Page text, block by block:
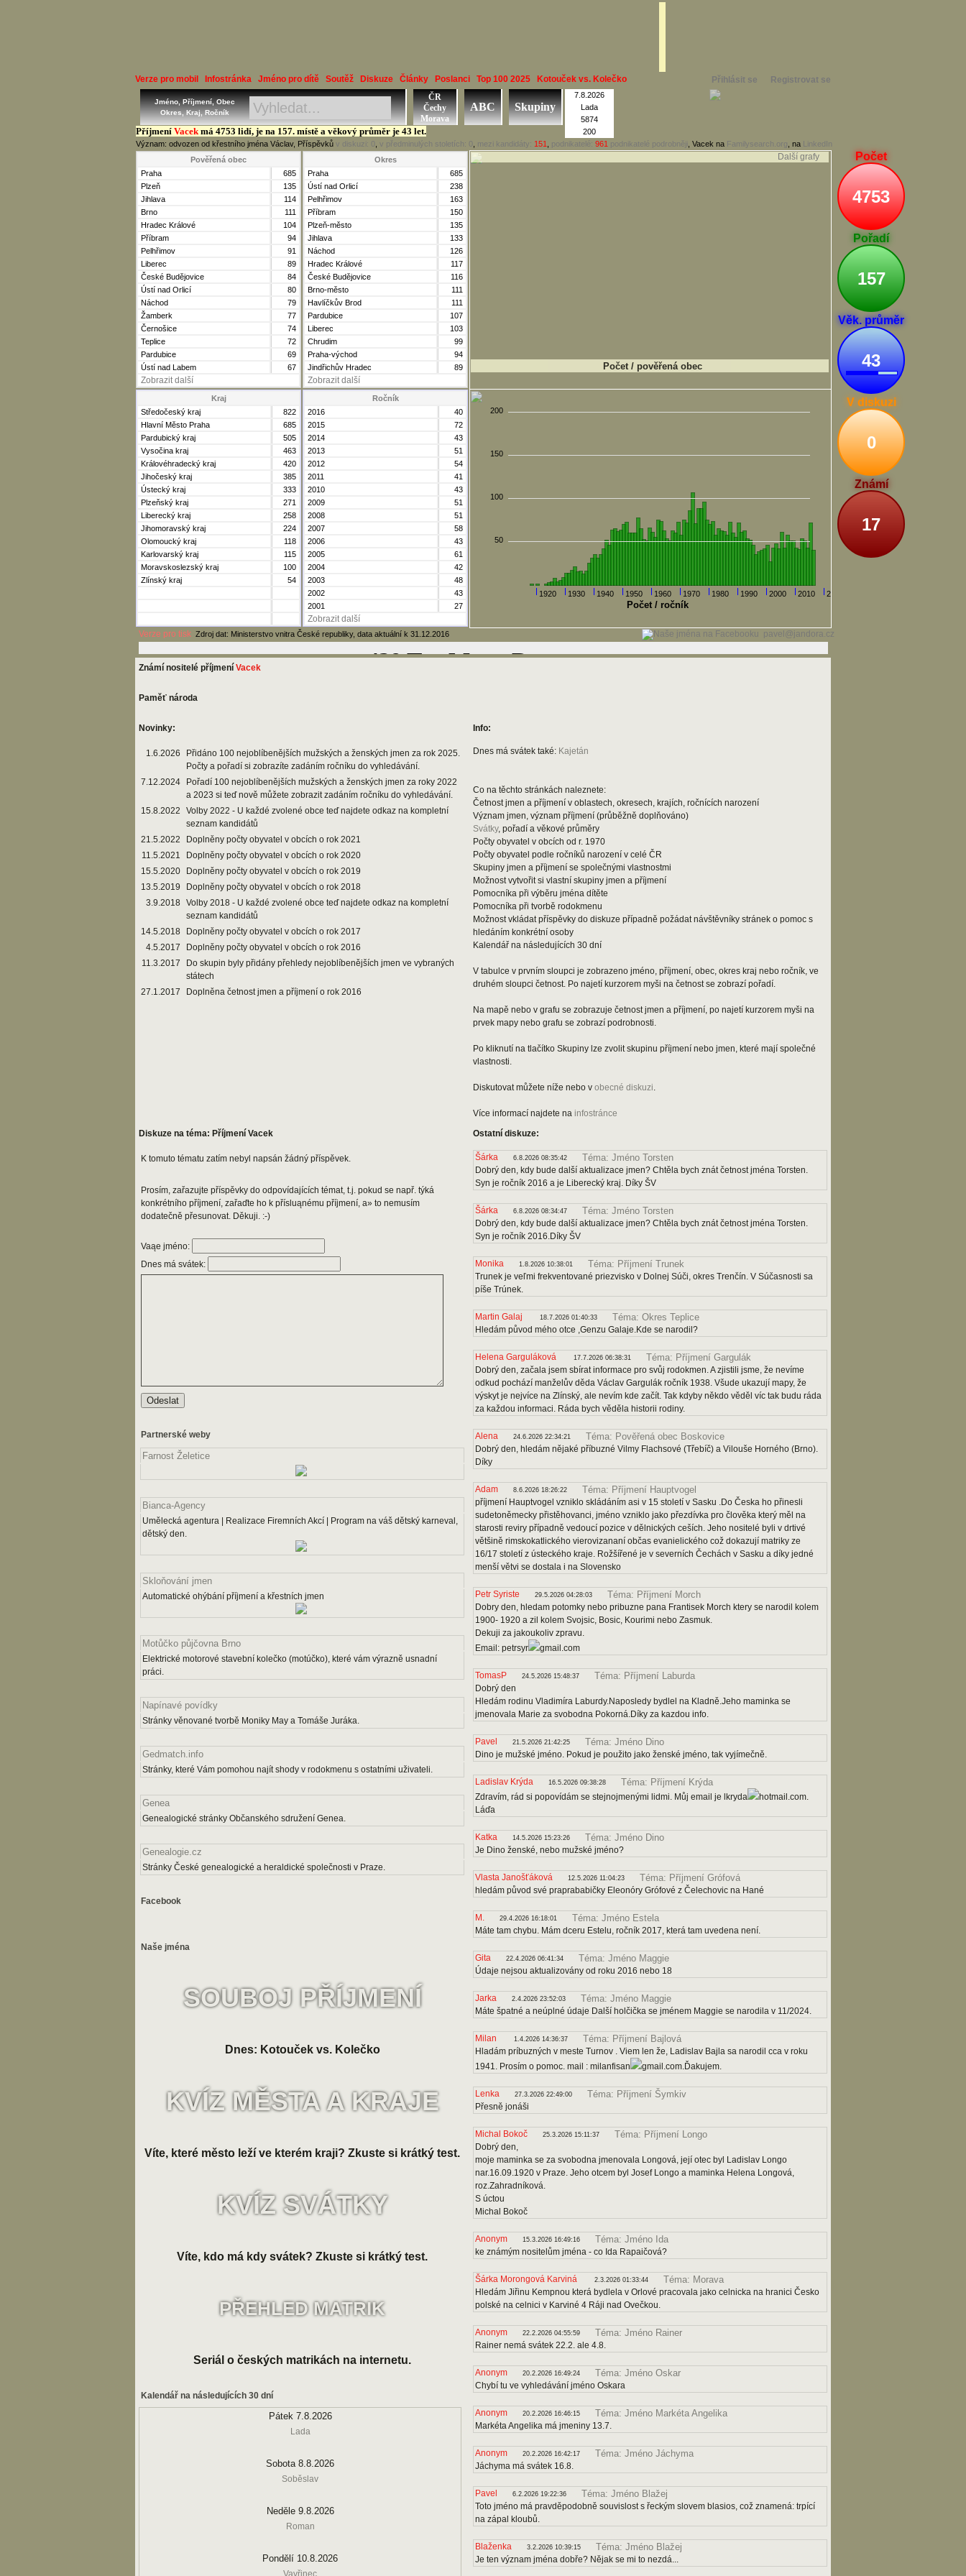
Verze pro mobil Infostránka Jméno pro dítě Soutěž Diskuze Články Poslanci Top 100 2025 Kotouček vs. Kolečko
Další grafy
Přihlásit se Registrovat se
Počet
4753
Pořadí
157
Věk. průměr
43
V diskuzi
0
Známí
17
Příjmení Vacekmá 4753 lidí, je na 157. místě a věkový průměr je 43 let.
Význam: odvozen od křestního jména Václav, Příspěvků v diskuzi: 0 v předminulých stoletích: 0 mezi kandidáty: 151 podnikatelé: 961 podnikatelé podrobněji , Vacek na Familysearch.org , na LinkedIn
Jméno, Příjmení, Obec
Okres, Kraj, Ročník
ČR
Čechy
Morava
ABC Skupiny
7.8.2026
Lada
5874
200
Pověřená obec
Praha
685
Plzeň
135
Jihlava
114
Brno
111
Hradec Králové
104
Příbram
94
Pelhřimov
91
Liberec
89
České Budějovice
84
Ústí nad Orlicí
80
Náchod
79
Žamberk
77
Černošice
74
Teplice
72
Pardubice
69
Ústí nad Labem
67
Zobrazit další
Okres
Praha
685
Ústí nad Orlicí
238
Pelhřimov
163
Příbram
150
Plzeň-město
135
Jihlava
133
Náchod
126
Hradec Králové
117
České Budějovice
116
Brno-město
111
Havlíčkův Brod
111
Pardubice
107
Liberec
103
Chrudim
99
Praha-východ
94
Jindřichův Hradec
89
Zobrazit další
Počet / pověřená obec
Kraj
Středočeský kraj
822
Hlavní Město Praha
685
Pardubický kraj
505
Vysočina kraj
463
Královéhradecký kraj
420
Jihočeský kraj
385
Ústecký kraj
333
Plzeňský kraj
271
Liberecký kraj
258
Jihomoravský kraj
224
Olomoucký kraj
118
Karlovarský kraj
115
Moravskoslezský kraj
100
Zlínský kraj
54
Ročník
2016
40
2015
72
2014
43
2013
51
2012
54
2011
41
2010
43
2009
51
2008
51
2007
58
2006
43
2005
61
2004
42
2003
48
2002
43
2001
27
Zobrazit další
1920 1930 1940 1950 1960 1970 1980 1990 2000 2010 2020
50
100
150
200
Počet / ročník
Verze pro tisk Zdroj dat: Ministerstvo vnitra České republiky, data aktuální k 31.12.2016 pavel@jandora.cz
Známí nositelé příjmení Vacek
Paměť národa
Novinky: Info:
1.6.2026
Přidáno 100 nejoblíbenějších mužských a ženských jmen za rok 2025.
Počty a pořadí si zobrazíte zadáním ročníku do vyhledávání.
7.12.2024
Pořadí 100 nejoblíbenějších mužských a ženských jmen za roky 2022
a 2023 si teď nově můžete zobrazit zadáním ročníku do vyhledávání.
15.8.2022
Volby 2022 - U každé zvolené obce teď najdete odkaz na kompletní
seznam kandidátů
21.5.2022
Doplněny počty obyvatel v obcích o rok 2021
11.5.2021
Doplněny počty obyvatel v obcích o rok 2020
15.5.2020
Doplněny počty obyvatel v obcích o rok 2019
13.5.2019
Doplněny počty obyvatel v obcích o rok 2018
3.9.2018 Volby 2018 - U každé zvolené obce teď najdete odkaz na kompletní
seznam kandidátů
14.5.2018
Doplněny počty obyvatel v obcích o rok 2017
4.5.2017
Doplněny počty obyvatel v obcích o rok 2016
11.3.2017
Do skupin byly přidány přehledy nejoblíbenějších jmen ve vybraných
státech
27.1.2017
Doplněna četnost jmen a příjmení o rok 2016
Dnes má svátek také: Kajetán
Co na těchto stránkách naleznete:
Četnost jmen a příjmení v oblastech, okresech, krajích, ročnících narození
Význam jmen, význam příjmení (průběžně doplňováno)
Svátky, pořadí a věkové průměry
Počty obyvatel v obcích od r. 1970
Počty obyvatel podle ročníků narození v celé ČR
Skupiny jmen a příjmení se společnými vlastnostmi
Možnost vytvořit si vlastní skupiny jmen a příjmení
Pomocníka při výběru jména dítěte
Pomocníka při tvorbě rodokmenu
Možnost vkládat příspěvky do diskuze případně požádat návštěvníky stránek o pomoc s
hledáním konkrétní osoby
Kalendář na následujících 30 dní
V tabulce v prvním sloupci je zobrazeno jméno, příjmení, obec, okres kraj nebo ročník, ve
druhém sloupci četnost. Po najetí kurzorem myši na četnost se zobrazí pořadí.
Na mapě nebo v grafu se zobrazuje četnost jmen a příjmení, po najetí kurzorem myši na
prvek mapy nebo grafu se zobrazí podrobnosti.
Po kliknutí na tlačítko Skupiny lze zvolit skupinu příjmení nebo jmen, které mají společné
vlastnosti.
Diskutovat můžete níže nebo v obecné diskuzi.
Více informací najdete na infostránce
Diskuze na téma: Příjmení Vacek
Ostatní diskuze:
K tomuto tématu zatím nebyl napsán žádný příspěvek.
Prosím, zařazujte příspěvky do odpovídajících témat, t.j. pokud se např. týká
konkrétního příjmení, zařaďte ho k přísluąnému příjmení, a» to nemusím
dodatečně přesunovat. Děkuji. :-)
Vaąe jméno:
Dnes má svátek:
Partnerské weby
Farnost Želetice
Bianca-Agency
Umělecká agentura | Realizace Firemních Akcí | Program na váš dětský karneval,
dětský den.
Skloňování jmen
Automatické ohýbání příjmení a křestních jmen
Motůčko půjčovna Brno
Elektrické motorové stavební kolečko (motúčko), které vám výrazně usnadní
práci.
Napínavé povídky
Stránky věnované tvorbě Moniky May a Tomáše Juráka.
Gedmatch.info
Stránky, které Vám pomohou najít shody v rodokmenu s ostatními uživateli.
Genea
Genealogické stránky Občanského sdružení Genea.
Genealogie.cz
Stránky České genealogické a heraldické společnosti v Praze.
Facebook
Naše jména
SOUBOJ PŘÍJMENÍ
Dnes: Kotouček vs. Kolečko
KVÍZ MĚSTA A KRAJE
Víte, které město leží ve kterém kraji? Zkuste si krátký test.
KVÍZ SVÁTKY
Víte, kdo má kdy svátek? Zkuste si krátký test.
PŘEHLED MATRIK
Seriál o českých matrikách na internetu.
Kalendář na následujících 30 dní
Pátek 7.8.2026
Lada
Sobota 8.8.2026
Soběslav
Neděle 9.8.2026
Roman
Pondělí 10.8.2026
Vavřinec
Šárka 6.8.2026 08:35:42 Téma: Jméno Torsten
Dobrý den, kdy bude další aktualizace jmen? Chtěla bych znát četnost jména Torsten.
Syn je ročník 2016 a je Liberecký kraj. Díky ŠV
Šárka 6.8.2026 08:34:47 Téma: Jméno Torsten
Dobrý den, kdy bude další aktualizace jmen? Chtěla bych znát četnost jména Torsten.
Syn je ročník 2016.Díky ŠV
Monika 1.8.2026 10:38:01 Téma: Příjmení Trunek
Trunek je veľmi frekventované priezvisko v Dolnej Súči, okres Trenčín. V Súčasnosti sa
píše Trúnek.
Martin Galaj 18.7.2026 01:40:33 Téma: Okres Teplice
Hledám původ mého otce ,Genzu Galaje.Kde se narodil?
Helena Garguláková 17.7.2026 06:38:31 Téma: Příjmení Gargulák
Dobrý den, začala jsem sbírat informace pro svůj rodokmen. A zjistili jsme, že nevíme
odkud pochází manželův děda Václav Gargulák ročník 1938. Všude ukazují mapy, že
výskyt je nejvíce na Zlínský, ale nevím kde začít. Tak kdyby někdo věděl víc tak budu ráda
za každou informaci. Ráda bych věděla historii rodiny.
Alena 24.6.2026 22:34:21 Téma: Pověřená obec Boskovice
Dobrý den, hledám nějaké příbuzné Vilmy Flachsové (Třebíč) a Vilouše Horného (Brno).
Díky
Adam 8.6.2026 18:26:22 Téma: Příjmení Hauptvogel
příjmení Hauptvogel vzniklo skládáním asi v 15 století v Sasku .Do Česka ho přinesli
sudetoněmecky přistěhovanci, jméno vzniklo jako přezdívka pro člověka který měl na
starosti reviry případně vedoucí pozice v dělnických ceších. Jeho nositelé byli v drtivé
většině rimskokatlického vierovizananí občas evanielického což dokazují matriky ze
16/17 století z ústeckého kraje. Rožšířené je v severních Čechách v Sasku a díky jedné
menší větvi se dostala i na Slovensko
Petr Syriste 29.5.2026 04:28:03 Téma: Příjmení Morch
Dobry den, hledam potomky nebo pribuzne pana Frantisek Morch ktery se narodil kolem
1900- 1920 a zil kolem Svojsic, Bosic, Kourimi nebo Zasmuk.
Dekuji za jakoukoliv zpravu.
Email: petrsyr
gmail.com
TomasP 24.5.2026 15:48:37 Téma: Příjmení Laburda
Dobrý den
Hledám rodinu Vladimíra Laburdy.Naposledy bydlel na Kladně.Jeho maminka se
jmenovala Marie za svobodna Pokorná.Díky za kazdou info.
Pavel 21.5.2026 21:42:25 Téma: Jméno Dino
Dino je mužské jméno. Pokud je použito jako ženské jméno, tak vyjímečně.
Ladislav Krýda 16.5.2026 09:38:28 Téma: Příjmení Krýda
Zdravím, rád si popovídám se stejnojmenými lidmi. Můj email je lkryda
hotmail.com.
Láďa
Katka 14.5.2026 15:23:26 Téma: Jméno Dino
Je Dino ženské, nebo mužské jméno?
Vlasta Janošťáková 12.5.2026 11:04:23 Téma: Příjmení Grófová
hledám původ své praprababičky Eleonóry Grófové z Čelechovic na Hané
M. 29.4.2026 16:18:01 Téma: Jméno Estela
Máte tam chybu. Mám dceru Estelu, ročník 2017, která tam uvedena není.
Gita 22.4.2026 06:41:34 Téma: Jméno Maggie
Údaje nejsou aktualizovány od roku 2016 nebo 18
Jarka 2.4.2026 23:52:03 Téma: Jméno Maggie
Máte špatné a neúplné údaje Další holčička se jménem Maggie se narodila v 11/2024.
Milan 1.4.2026 14:36:37 Téma: Příjmení Bajlová
Hladám príbuzných v meste Turnov . Viem len že, Ladislav Bajla sa narodil cca v roku
1941. Prosím o pomoc. mail : milanfisan
gmail.com.Ďakujem.
Lenka 27.3.2026 22:49:00 Téma: Příjmení Šymkiv
Přesně jonáši
Michal Bokoč 25.3.2026 15:11:37 Téma: Příjmení Longo
Dobrý den,
moje maminka se za svobodna jmenovala Longová, její otec byl Ladislav Longo
nar.16.09.1920 v Praze. Jeho otcem byl Josef Longo a maminka Helena Longová,
roz.Zahradníková.
S úctou
Michal Bokoč
Anonym 15.3.2026 16:49:16 Téma: Jméno Ida
ke známým nositelům jména - co Ida Rapaičová?
Šárka Morongová Karviná 2.3.2026 01:33:44 Téma: Morava
Hledám Jiřinu Kempnou která bydlela v Orlové pracovala jako celnicka na hranici Česko
polské na celnici v Karviné 4 Ráji nad Ovečkou.
Anonym 22.2.2026 04:55:59 Téma: Jméno Rainer
Rainer nemá svátek 22.2. ale 4.8.
Anonym 20.2.2026 16:49:24 Téma: Jméno Oskar
Chybí tu ve vyhledávání jméno Oskara
Anonym 20.2.2026 16:46:15 Téma: Jméno Markéta Angelika
Markéta Angelika má jmeniny 13.7.
Anonym 20.2.2026 16:42:17 Téma: Jméno Jáchyma
Jáchyma má svátek 16.8.
Pavel 6.2.2026 19:22:36 Téma: Jméno Blažej
Toto jméno má pravděpodobně souvislost s řeckým slovem blasios, což znamená: trpící
na zápal kloubů.
Blaženka 3.2.2026 10:39:15 Téma: Jméno Blažej
Je ten význam jména dobře? Nějak se mi to nezdá...